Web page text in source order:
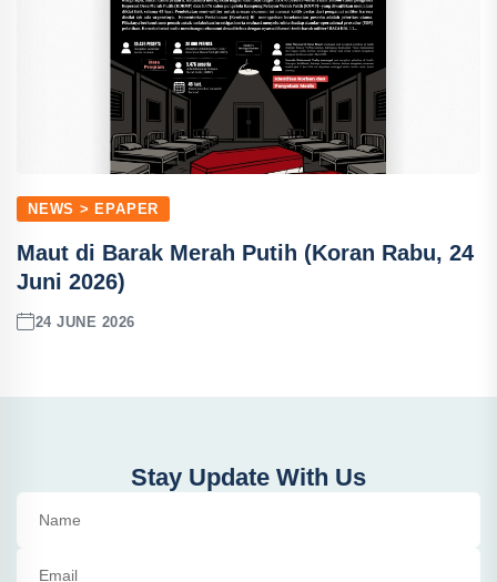
NEWS > EPAPER
Maut di Barak Merah Putih (Koran Rabu, 24
Juni 2026)
24 JUNE 2026
Stay Update With Us